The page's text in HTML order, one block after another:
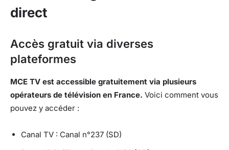
direct
Accès gratuit via diverses
plateformes
MCE TV est accessible gratuitement via plusieurs
opérateurs de télévision en France. Voici comment vous
pouvez y accéder :
Canal TV : Canal n°237 (SD)